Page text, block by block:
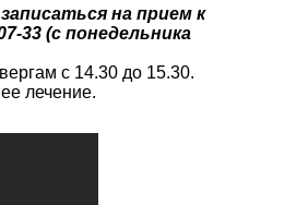
на прием к
33 (с понедельника
с 14.30 до 15.30.
лечение.